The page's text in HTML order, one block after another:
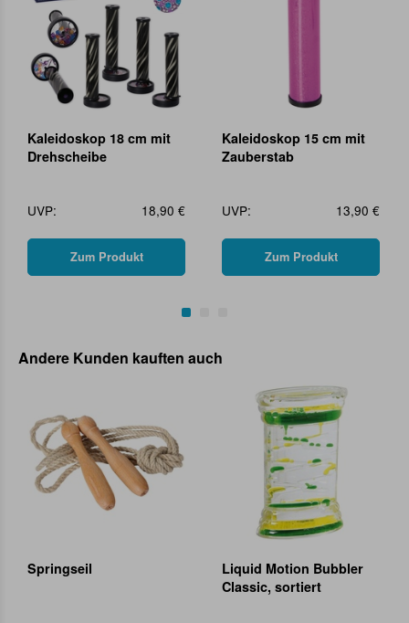
Kaleidoskop 18 cm mit
Drehscheibe
UVP: 18,90 €
Zum Produkt
Kaleidoskop 15 cm mit
Zauberstab
UVP: 13,90 €
Zum Produkt
Andere Kunden kauften auch
Springseil
Liquid Motion Bubbler
Classic, sortiert